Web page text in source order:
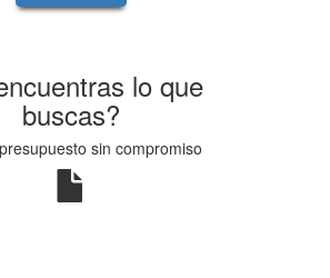
lo que
buscas?
sin compromiso